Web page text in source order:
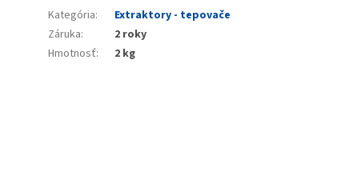
Kategória:
Extraktory - tepovače
Záruka:
2 roky
Hmotnosť: 2 kg